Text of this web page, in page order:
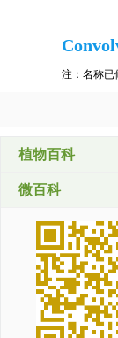
注：名称已
植物百科
微百科